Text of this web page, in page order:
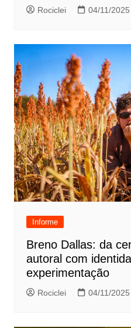
Rociclei 04/11/2025
Informe
Breno Dallas: da
autoral com
experimentação
Rociclei 04/11/2025